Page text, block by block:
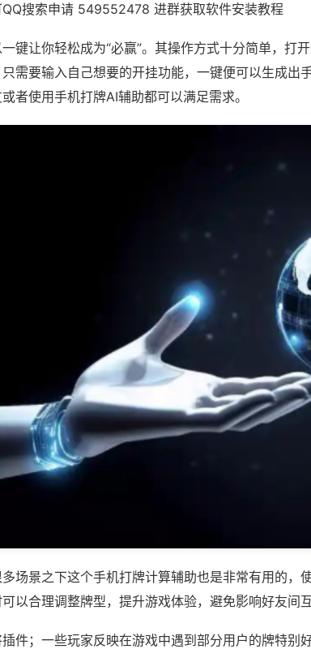
搜索申请 549552478 进群获取软件安装教程
键让你轻松成为“必赢”。其操作方式十分简单，打
需要输入自己想要的开挂功能，一键便可以生成出
者使用手机打牌AI辅助都可以满足需求。
场景之下这个手机打牌计算辅助也是非常有用的，
以合理调整牌型，提升游戏体验，避免影响好友间互
件；一些玩家反映在游戏中遇到部分用户的牌特别